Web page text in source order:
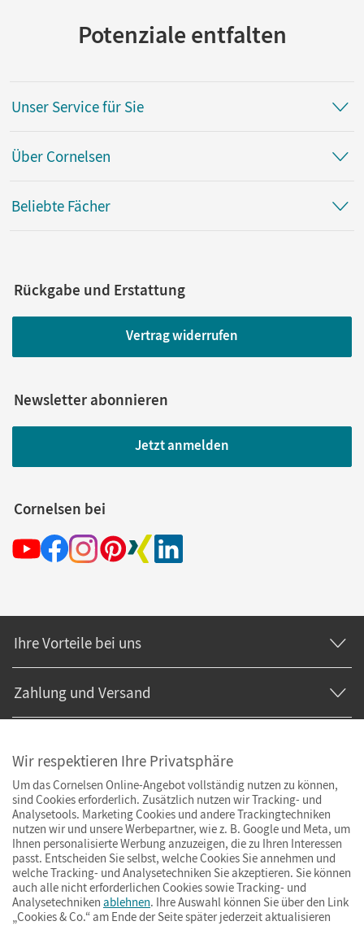
Potenziale entfalten
Unser Service für Sie
Über Cornelsen
Beliebte Fächer
Rückgabe und Erstattung
Vertrag widerrufen
Newsletter abonnieren
Jetzt anmelden
Cornelsen bei
Ihre Vorteile bei uns
Zahlung und Versand
Wir respektieren Ihre Privatsphäre
Um das Cornelsen Online-Angebot vollständig nutzen zu können,
sind Cookies erforderlich. Zusätzlich nutzen wir Tracking- und
Analysetools. Marketing Cookies und andere Trackingtechniken
nutzen wir und unsere Werbepartner, wie z. B. Google und Meta, um
Ihnen personalisierte Werbung anzuzeigen, die zu Ihren Interessen
passt. Entscheiden Sie selbst, welche Cookies Sie annehmen und
welche Tracking- und Analysetechniken Sie akzeptieren. Sie können
auch alle nicht erforderlichen Cookies sowie Tracking- und
Analysetechniken ablehnen. Ihre Auswahl können Sie über den Link
„Cookies & Co.“ am Ende der Seite später jederzeit aktualisieren